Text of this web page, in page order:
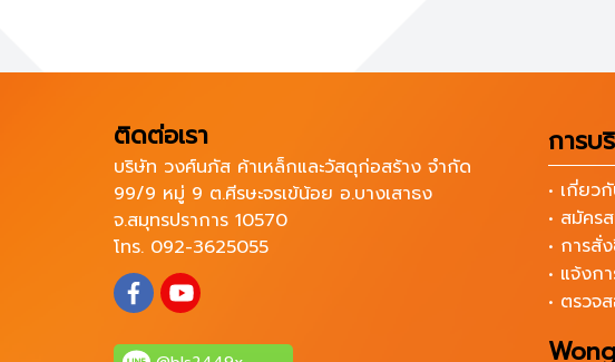
ติดต่อเรา
บริษัท วงศ์นภัส ค้าเหล็กและวัสดุก่อสร้าง จำกัด
99/9 หมู่ 9 ต.ศีรษะจรเข้น้อย อ.บางเสาธง
จ.สมุทรปราการ 10570
โทร. 092-3625055
การบ
• เกี่ยวกั
• สมัคร
• การสั่
• แจ้งกา
• ตรวจ